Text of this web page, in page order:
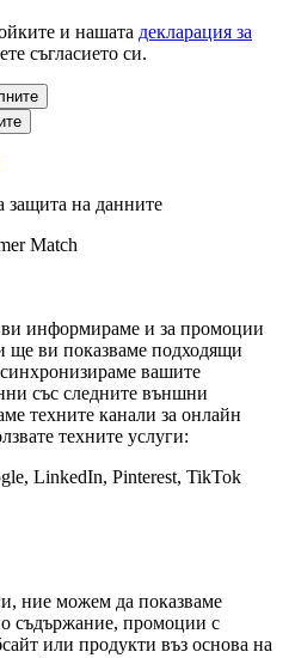
и нашата декларация за
съгласието си.
защита на данните
Match
информираме и за промоции
ще ви показваме подходящи
вашите
със следните външни
техните канали за онлайн
техните услуги:
LinkedIn, Pinterest, TikTok
ние можем да показваме
съдържание, промоции с
или продукти въз основа на